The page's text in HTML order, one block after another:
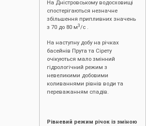
На Дністровському водосховищі
спостерігаються незначне
збільшення припливних значень
з 70 до 80 м3/с .
На наступну добу на річках
басейнів Прута та Сірету
очікуються мало змінний
гідрологічний режим з
невеликими добовими
коливаннями рівнів води та
переважанням спадів.
Рівневий режим річок із зміною